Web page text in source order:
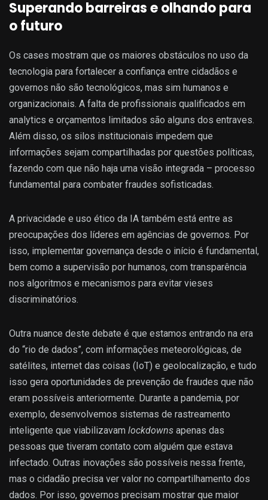
Superando barreiras e olhando para
o futuro
Os cases mostram que os maiores obstáculos no uso da
tecnologia para fortalecer a confiança entre cidadãos e
governos não são tecnológicos, mas sim humanos e
organizacionais. A falta de profissionais qualificados em
analytics e orçamentos limitados são alguns dos entraves.
Além disso, os silos institucionais impedem que
informações sejam compartilhadas por questões políticas,
fazendo com que não haja uma visão integrada – processo
fundamental para combater fraudes sofisticadas.
A privacidade e uso ético da IA também está entre as
preocupações dos líderes em agências de governos. Por
isso, implementar governança desde o início é fundamental,
bem como a supervisão por humanos, com transparência
nos algoritmos e mecanismos para evitar vieses
discriminatórios.
Outra nuance deste debate é que estamos entrando na era
do “rio de dados”, com informações meteorológicas, de
satélites, internet das coisas (IoT) e geolocalização, e tudo
isso gera oportunidades de prevenção de fraudes que não
eram possíveis anteriormente. Durante a pandemia, por
exemplo, desenvolvemos sistemas de rastreamento
inteligente que viabilizavam lockdowns apenas das
pessoas que tiveram contato com alguém que estava
infectado. Outras inovações são possíveis nessa frente,
mas o cidadão precisa ver valor no compartilhamento dos
dados. Por isso, governos precisam mostrar que maior